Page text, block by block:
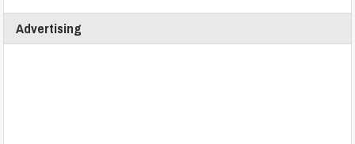
Advertising